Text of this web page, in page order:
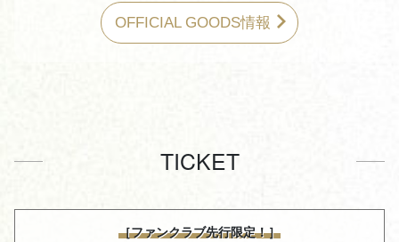
OFFICIAL GOODS情報
TICKET
［ファンクラブ先行限定！］